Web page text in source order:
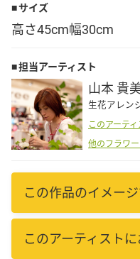
サイズ
高さ45cm幅30cm
担当アーティスト
山本 貴
生花アレ
このアーテ
他のフラワ
この作品のイメー
このアーティスト